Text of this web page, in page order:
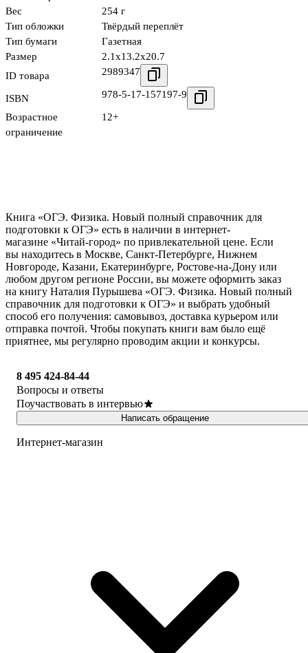
Вес
254 г
Тип обложки
Твёрдый переплёт
Тип бумаги
Газетная
Размер
2.1x13.2x20.7
ID товара
2989347
ISBN 978-5-17-157197-9
Возрастное
ограничение
12+
Книга «ОГЭ. Физика. Новый полный справочник для
подготовки к ОГЭ» есть в наличии в интернет-
магазине «Читай-город» по привлекательной цене. Если
вы находитесь в Москве, Санкт-Петербурге, Нижнем
Новгороде, Казани, Екатеринбурге, Ростове-на-Дону или
любом другом регионе России, вы можете оформить заказ
на книгу Наталия Пурышева «ОГЭ. Физика. Новый полный
справочник для подготовки к ОГЭ» и выбрать удобный
способ его получения: самовывоз, доставка курьером или
отправка почтой. Чтобы покупать книги вам было ещё
приятнее, мы регулярно проводим акции и конкурсы.
8 495 424-84-44
Вопросы и ответы
Поучаствовать в интервью
Написать обращение
Интернет-магазин